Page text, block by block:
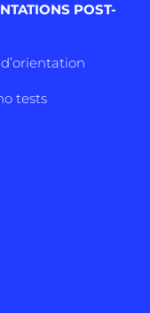
POST-
d’orientation
tests